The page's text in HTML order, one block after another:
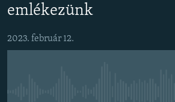
TÁRSADALOM
DEMOKRÁCIA
A PÉNZ NYOMÁBAN
emlékezünk
2023. február 12.